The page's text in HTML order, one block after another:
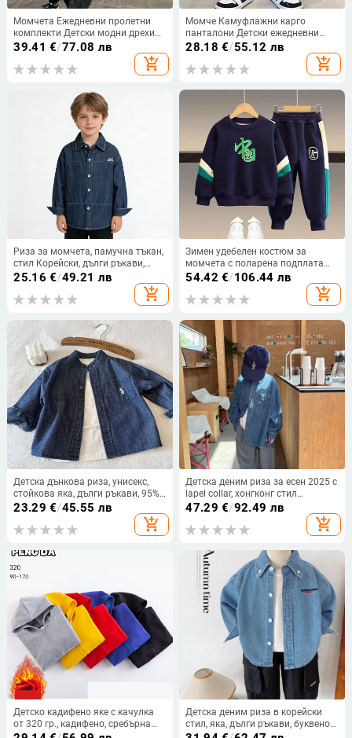
Момчета Ежедневни пролетни
комплекти Детски модни дрехи
Костюми Детски едноцветни
Опростени есенни тоалети
39.41 €/77.08 лв
add_shopping_cart
Момче Камуфлажни карго
панталони Детски ежедневни
спортни панталони Триизмерни
спортни панталони с висока
видимост Детско облекло 3-16 г.
28.18 €/55.12 лв
add_shopping_cart
Риза за момчета, памучна тъкан,
стил Корейски, дълги ръкави,
Turn-Down яка, за деца над 8
25.16 €/49.21 лв
add_shopping_cart
Зимен удебелен костюм за
момчета с поларена подплата
Суичър Панталони Комплект от 2
части Стилни ежедневни дрехи
за деца Есен/зима
54.42 €/106.44 лв
add_shopping_cart
Детска дънкова риза, унисекс,
стойкова яка, дълги ръкави, 95%
памук, ензимно измиване
23.29 €/45.55 лв
add_shopping_cart
Детска деним риза за есен 2025 с
lapel collar, хонгконг стил
винтидж, универсална за
47.29 €/92.49 лв
add_shopping_cart
Детско кадифено яке с качулка
от 320 гр., кадифено, сребърна
лисица, топло, с цип, за момчета
Детска деним риза в корейски
стил, яка, дълги ръкави, буквено
принт върху едноцветна тъкан,